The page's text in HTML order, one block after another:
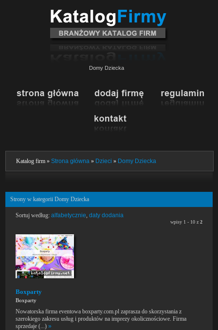
Domy Dziecka
Katalog firm »Strona główna » Dzieci » Domy Dziecka
Strony w kategorii Domy Dziecka
Sortuj według:alfabetycznie,daty dodania
wpisy 1 - 10 z 2
Boxparty
Boxparty
Nowatorska firma eventowa boxparty.com.pl zaprasza do skorzystania z
szerokiego zakresu usług i produktów na imprezy okolicznościowe. Firma
sprzedaje (...)»